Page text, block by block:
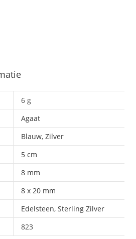
6 g
Agaat
Blauw,Zilver
5 cm
8 mm
8 x 20 mm
Edelsteen,Sterling Zilver
823